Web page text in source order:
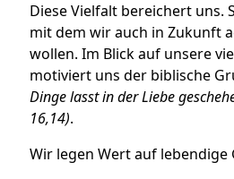
Diese Vielfalt bereichert uns.
mit dem wir auch in Zukunft
wollen. Im Blick auf unsere
motiviert uns der biblische
Dinge lasst in der Liebe
16,14).
Wir legen Wert auf lebendige